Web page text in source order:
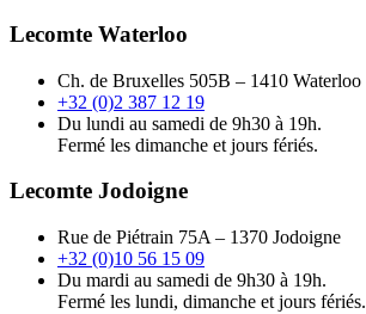
Lecomte Waterloo
Ch. de Bruxelles 505B – 1410 Waterloo
+32 (0)2 387 12 19
Du lundi au samedi de 9h30 à 19h.
Fermé les dimanche et jours fériés.
Lecomte Jodoigne
Rue de Piétrain 75A – 1370 Jodoigne
+32 (0)10 56 15 09
Du mardi au samedi de 9h30 à 19h.
Fermé les lundi, dimanche et jours fériés.